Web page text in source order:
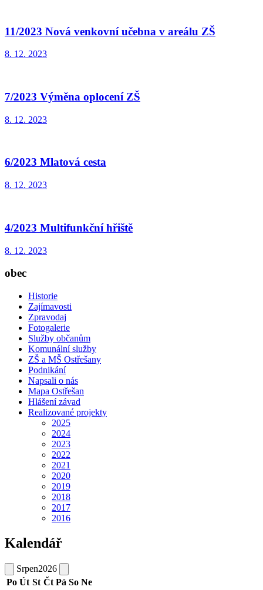
11/2023 Nová venkovní učebna v areálu ZŠ
8. 12. 2023
7/2023 Výměna oplocení ZŠ
8. 12. 2023
6/2023 Mlatová cesta
8. 12. 2023
4/2023 Multifunkční hřiště
8. 12. 2023
obec
Historie
Zajímavosti
Zpravodaj
Fotogalerie
Služby občanům
Komunální služby
ZŠ a MŠ Ostřešany
Podnikání
Napsali o nás
Mapa Ostřešan
Hlášení závad
Realizované projekty
2025
2024
2023
2022
2021
2020
2019
2018
2017
2016
Kalendář
Srpen2026
Po Út St Čt Pá So Ne